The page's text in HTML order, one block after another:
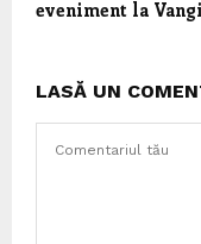
eveniment la
LASĂ UN